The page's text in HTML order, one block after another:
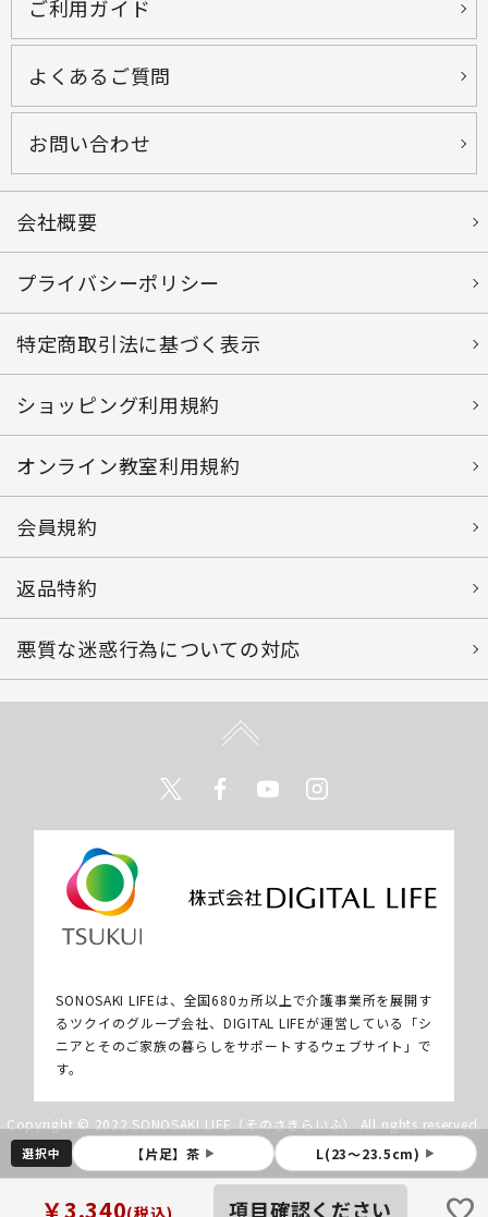
選択中 【片足】茶 ▶ L(23～23.5cm) ▶
￥3,340(税込) 項目確認ください
ご利用ガイド
よくあるご質問
お問い合わせ
会社概要
プライバシーポリシー
特定商取引法に基づく表示
ショッピング利用規約
オンライン教室利用規約
会員規約
返品特約
悪質な迷惑行為についての対応
TwitterFacebookYoutube
SONOSAKI LIFEは、全国680ヵ所以上で介護事業所を展開す
るツクイのグループ会社、DIGITAL LIFEが運営している「シ
ニアとそのご家族の暮らしをサポートするウェブサイト」で
す。
Copyright © 2022 SONOSAKI LIFE（そのさきらいふ） All rights reserved.